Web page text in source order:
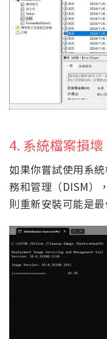
4. 系統檔案損壞
如果你嘗試使用系
務和管理（DISM）
則重新安裝可能是最